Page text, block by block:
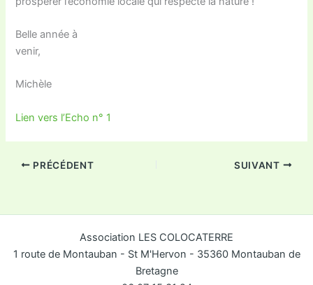
Belle année à
venir,
Michèle
Lien vers l’Echo n° 1
PRÉCÉDENT SUIVANT
Association LES COLOCATERRE
1 route de Montauban - St M'Hervon - 35360 Montauban de
Bretagne